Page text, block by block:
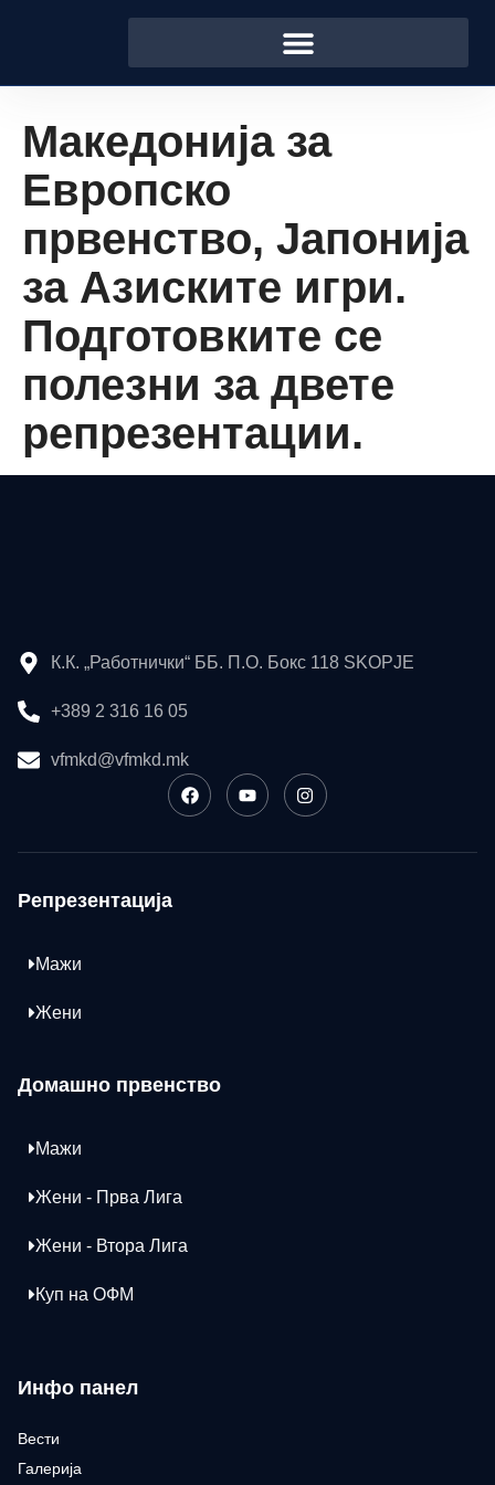
Македонија за
Европско
првенство, Јапонија
за Азиските игри.
Подготовките се
полезни за двете
репрезентации.
К.К. „Работнички“ ББ. П.О. Бокс 118 SKOPJE
+389 2 316 16 05
vfmkd@vfmkd.mk
Репрезентација
Мажи
Жени
Домашно првенство
Мажи
Жени - Прва Лига
Жени - Втора Лига
Куп на ОФМ
Инфо панел
Вести
Галерија